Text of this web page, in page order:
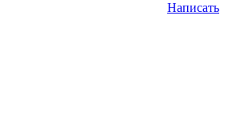
Написать